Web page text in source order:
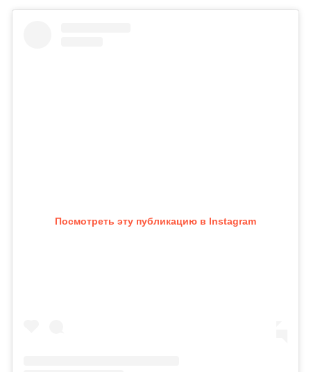
Посмотреть эту публикацию в Instagram